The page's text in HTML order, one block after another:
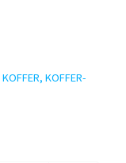
KOFFER, KOFFER-